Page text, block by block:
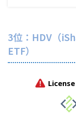
3位：HDV（
ETF）